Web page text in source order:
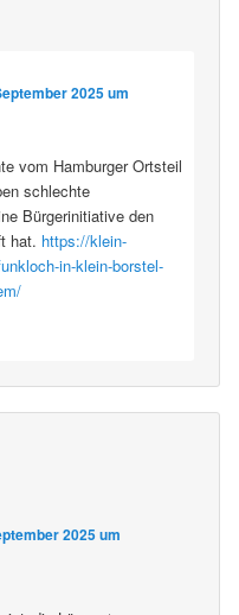
2025 um
vom Hamburger Ortsteil
schlechte
Bürgerinitiative den
hat. https://klein-
in-klein-borstel-
2025 um